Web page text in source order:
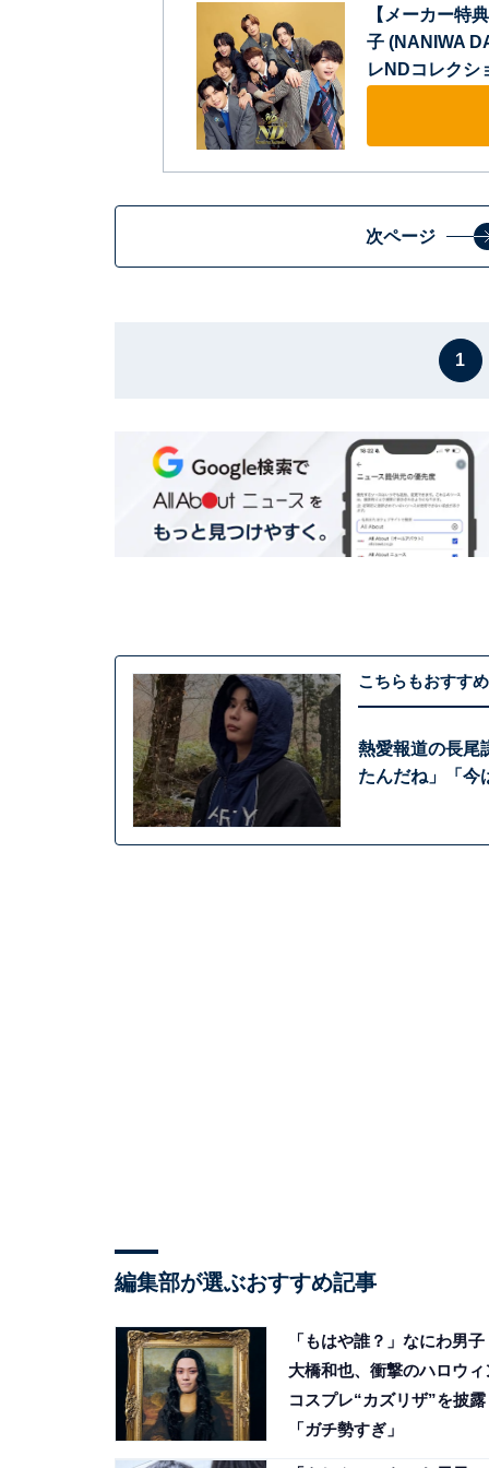
【メーカー特
子 (NANIWA
レNDコレクシ
次ページ
1
こちらもおすすめ
熱愛報道の長尾
たんだね」「今
編集部が選ぶおすすめ記事
「もはや誰？」なにわ男子
大橋和也、衝撃のハロウィ
コスプレ“カズリザ”を披露
「ガチ勢すぎ」